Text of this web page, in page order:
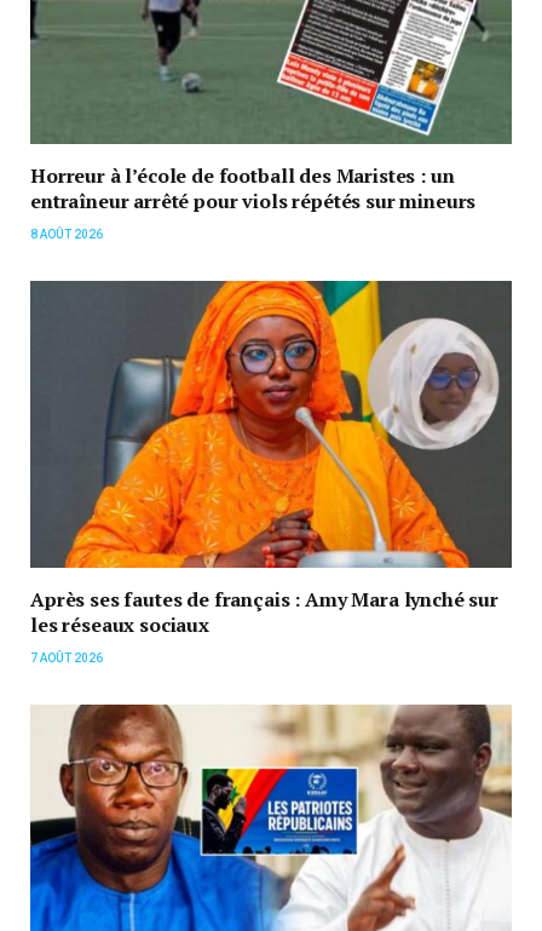
Horreur à l’école de football des Maristes : un
entraîneur arrêté pour viols répétés sur mineurs
8 AOÛT 2026
Après ses fautes de français : Amy Mara lynché sur
les réseaux sociaux
7 AOÛT 2026